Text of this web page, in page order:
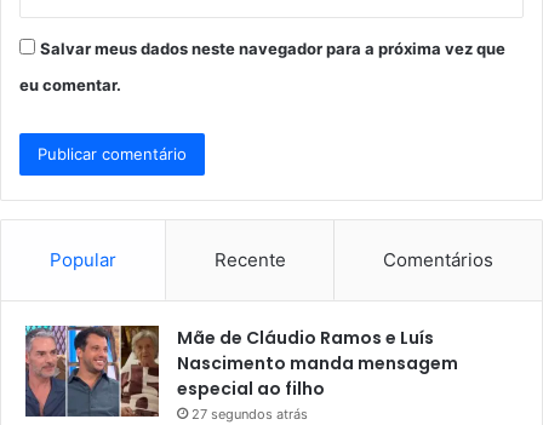
Salvar meus dados neste navegador para a próxima vez que
eu comentar.
Popular Recente Comentários
Mãe de Cláudio Ramos e Luís
Nascimento manda mensagem
especial ao filho
27 segundos atrás